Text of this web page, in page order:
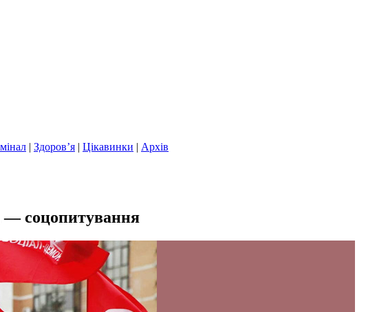
| Здоров’я | Цікавинки | Архів
— соцопитування